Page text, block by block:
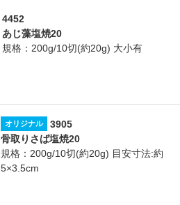
4452
あじ藻塩焼20
規格：200g/10切(約20g) 大小有
オリジナル
3905
骨取りさば塩焼20
規格：200g/10切(約20g) 目安寸法:約
5×3.5cm